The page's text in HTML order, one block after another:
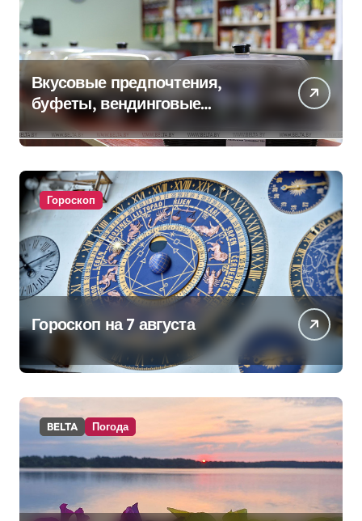
Вкусовые предпочтения,
буфеты, вендинговые
аппараты. Минобразования об
изменениях в школьном
питании
Гороскоп
Гороскоп на 7 августа
BELTA Погода